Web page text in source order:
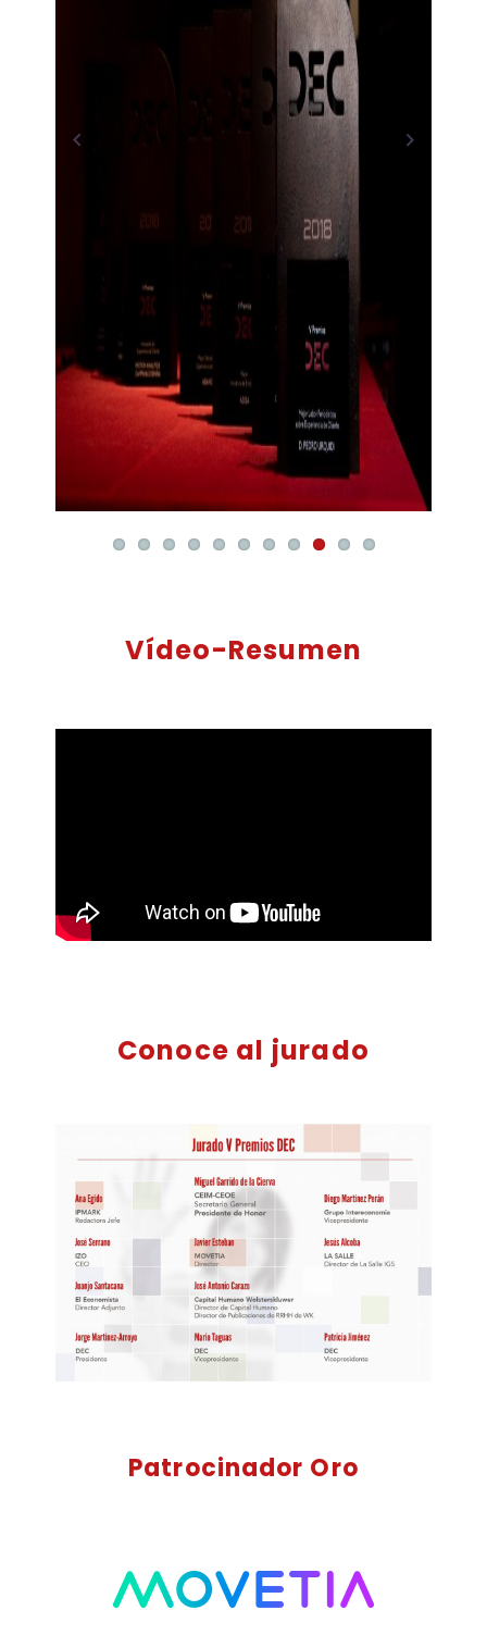
Vídeo-Resumen
Conoce al jurado
Patrocinador Oro